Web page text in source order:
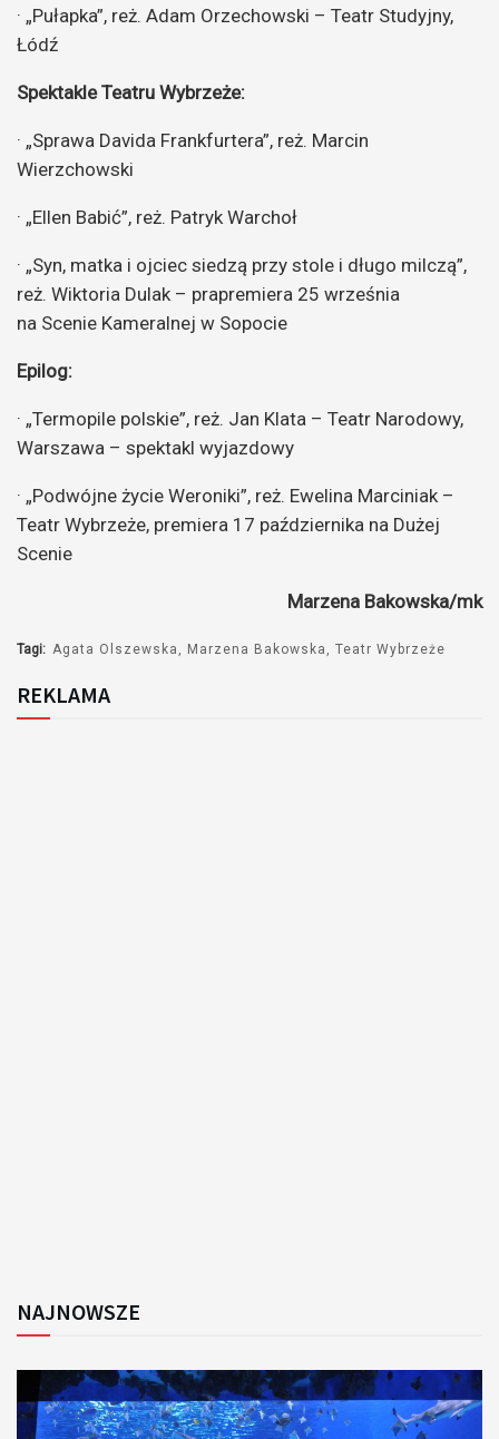
· „Pułapka”, reż. Adam Orzechowski – Teatr Studyjny,
Łódź
Spektakle Teatru Wybrzeże:
· „Sprawa Davida Frankfurtera”, reż. Marcin
Wierzchowski
· „Ellen Babić”, reż. Patryk Warchoł
· „Syn, matka i ojciec siedzą przy stole i długo milczą”,
reż. Wiktoria Dulak – prapremiera 25 września
na Scenie Kameralnej w Sopocie
Epilog:
· „Termopile polskie”, reż. Jan Klata – Teatr Narodowy,
Warszawa – spektakl wyjazdowy
· „Podwójne życie Weroniki”, reż. Ewelina Marciniak –
Teatr Wybrzeże, premiera 17 października na Dużej
Scenie
Marzena Bakowska/mk
Tagi: Agata Olszewska Marzena Bakowska Teatr Wybrzeże
REKLAMA
NAJNOWSZE